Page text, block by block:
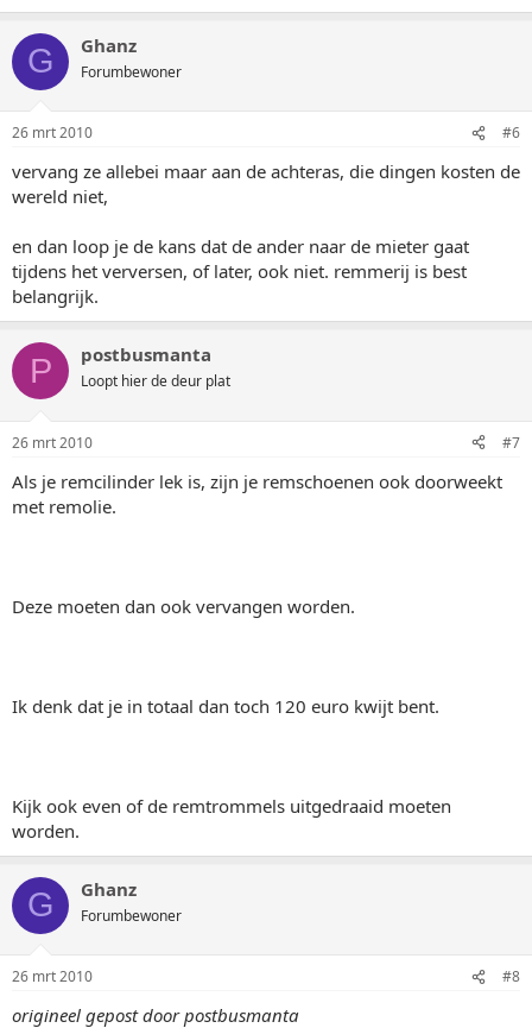
G Ghanz
Forumbewoner
26 mrt 2010 #6
vervang ze allebei maar aan de achteras, die dingen kosten de
wereld niet,
en dan loop je de kans dat de ander naar de mieter gaat
tijdens het verversen, of later, ook niet. remmerij is best
belangrijk.
P postbusmanta
Loopt hier de deur plat
26 mrt 2010 #7
Als je remcilinder lek is, zijn je remschoenen ook doorweekt
met remolie.
Deze moeten dan ook vervangen worden.
Ik denk dat je in totaal dan toch 120 euro kwijt bent.
Kijk ook even of de remtrommels uitgedraaid moeten
worden.
G Ghanz
Forumbewoner
26 mrt 2010 #8
origineel gepost door postbusmanta